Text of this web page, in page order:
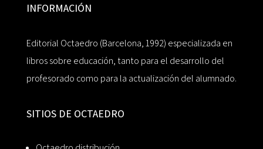
INFORMACIÓN
Editorial Octaedro (Barcelona, 1992) especializada en
libros sobre educación, tanto para el desarrollo del
profesorado como para la actualización del alumnado.
SITIOS DE OCTAEDRO